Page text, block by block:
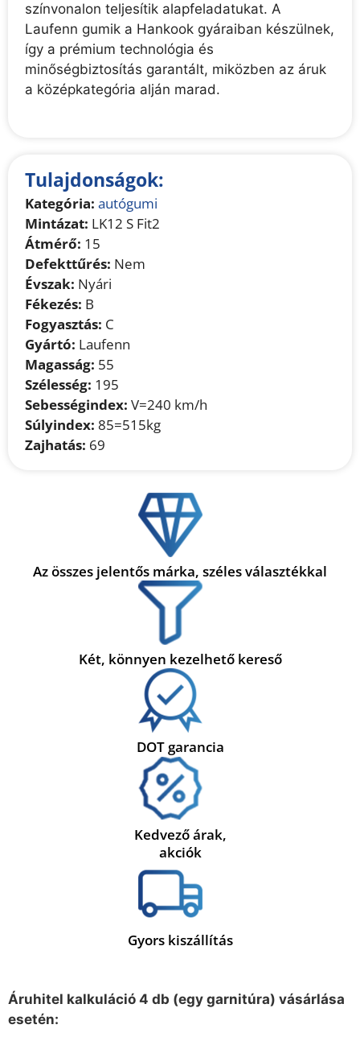
színvonalon teljesítik alapfeladatukat. A
Laufenn gumik a Hankook gyáraiban készülnek,
így a prémium technológia és
minőségbiztosítás garantált, miközben az áruk
a középkategória alján marad.
Tulajdonságok:
Kategória: autógumi
Mintázat: LK12 S Fit2
Átmérő: 15
Defekttűrés: Nem
Évszak: Nyári
Fékezés: B
Fogyasztás: C
Gyártó: Laufenn
Magasság: 55
Szélesség: 195
Sebességindex: V=240 km/h
Súlyindex: 85=515kg
Zajhatás: 69
Az összes jelentős márka, széles választékkal
Két, könnyen kezelhető kereső
DOT garancia
Kedvező árak,
akciók
Gyors kiszállítás
Áruhitel kalkuláció 4 db (egy garnitúra) vásárlása
esetén: